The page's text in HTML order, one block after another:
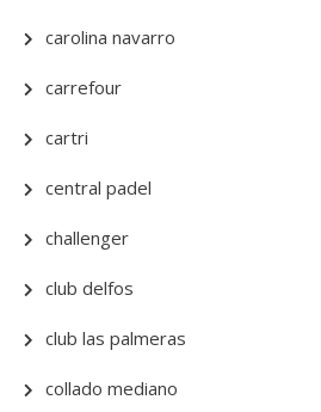
carolina navarro
carrefour
cartri
central padel
challenger
club delfos
club las palmeras
collado mediano